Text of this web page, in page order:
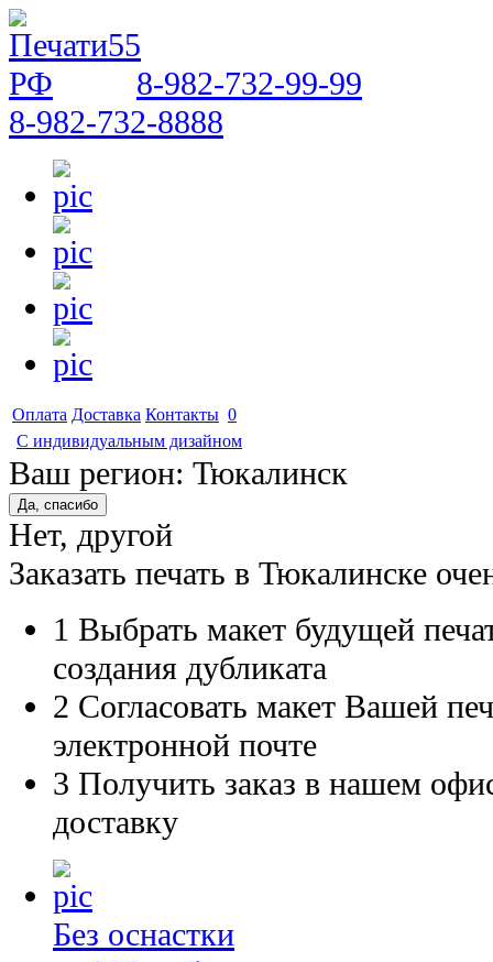
8-982-732-99-99
8-982-732-8888
Оплата Доставка Контакты 0
С индивидуальным дизайном
Ваш регион: Тюкалинск
Нет, другой
Заказать печать в Тюкалинске
1 Выбрать макет будущей
создания дубликата
2 Согласовать макет Вашей
электронной почте
3 Получить заказ в нашем
доставку
Без оснастки